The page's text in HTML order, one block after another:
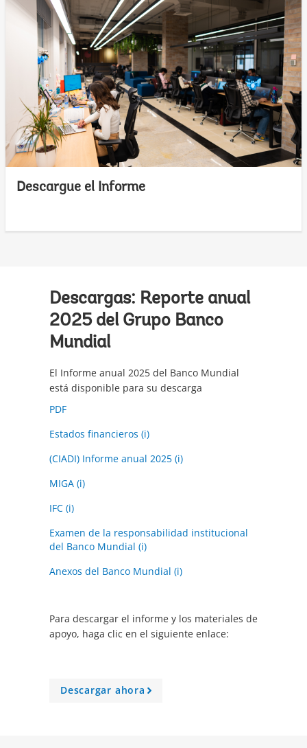
Descargue el Informe
Descargas: Reporte anual
2025 del Grupo Banco
Mundial
El Informe anual 2025 del Banco Mundial
está disponible para su descarga
PDF
Estados financieros (i)
(CIADI) Informe anual 2025 (i)
MIGA (i)
IFC (i)
Examen de la responsabilidad institucional
del Banco Mundial (i)
Anexos del Banco Mundial (i)
Para descargar el informe y los materiales de
apoyo, haga clic en el siguiente enlace:
Descargar ahora
A